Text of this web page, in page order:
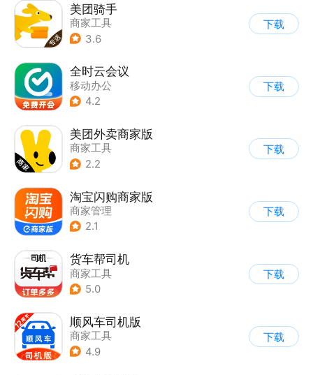
美团骑手
商家工具
3.6
下载
全时云会议
移动办公
4.2
下载
美团外卖商家版
商家工具
2.2
下载
淘宝闪购商家版
商家管理
2.1
下载
货车帮司机
商家工具
5.0
下载
顺风车司机版
商家工具
4.9
下载